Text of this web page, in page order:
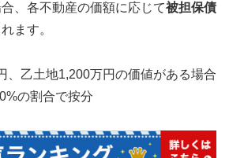
、各不動産の価額に応じて被担保債
ます。
、乙土地1,200万円の価値がある場合
の割合で按分